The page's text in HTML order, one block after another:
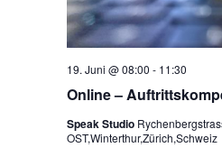
Online –
19. Juni @ 08:00 - 11:30
Speak Studio
OST,Winterthur,Zürich,Schweiz